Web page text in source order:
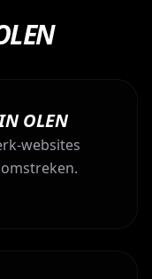
OLEN
websites